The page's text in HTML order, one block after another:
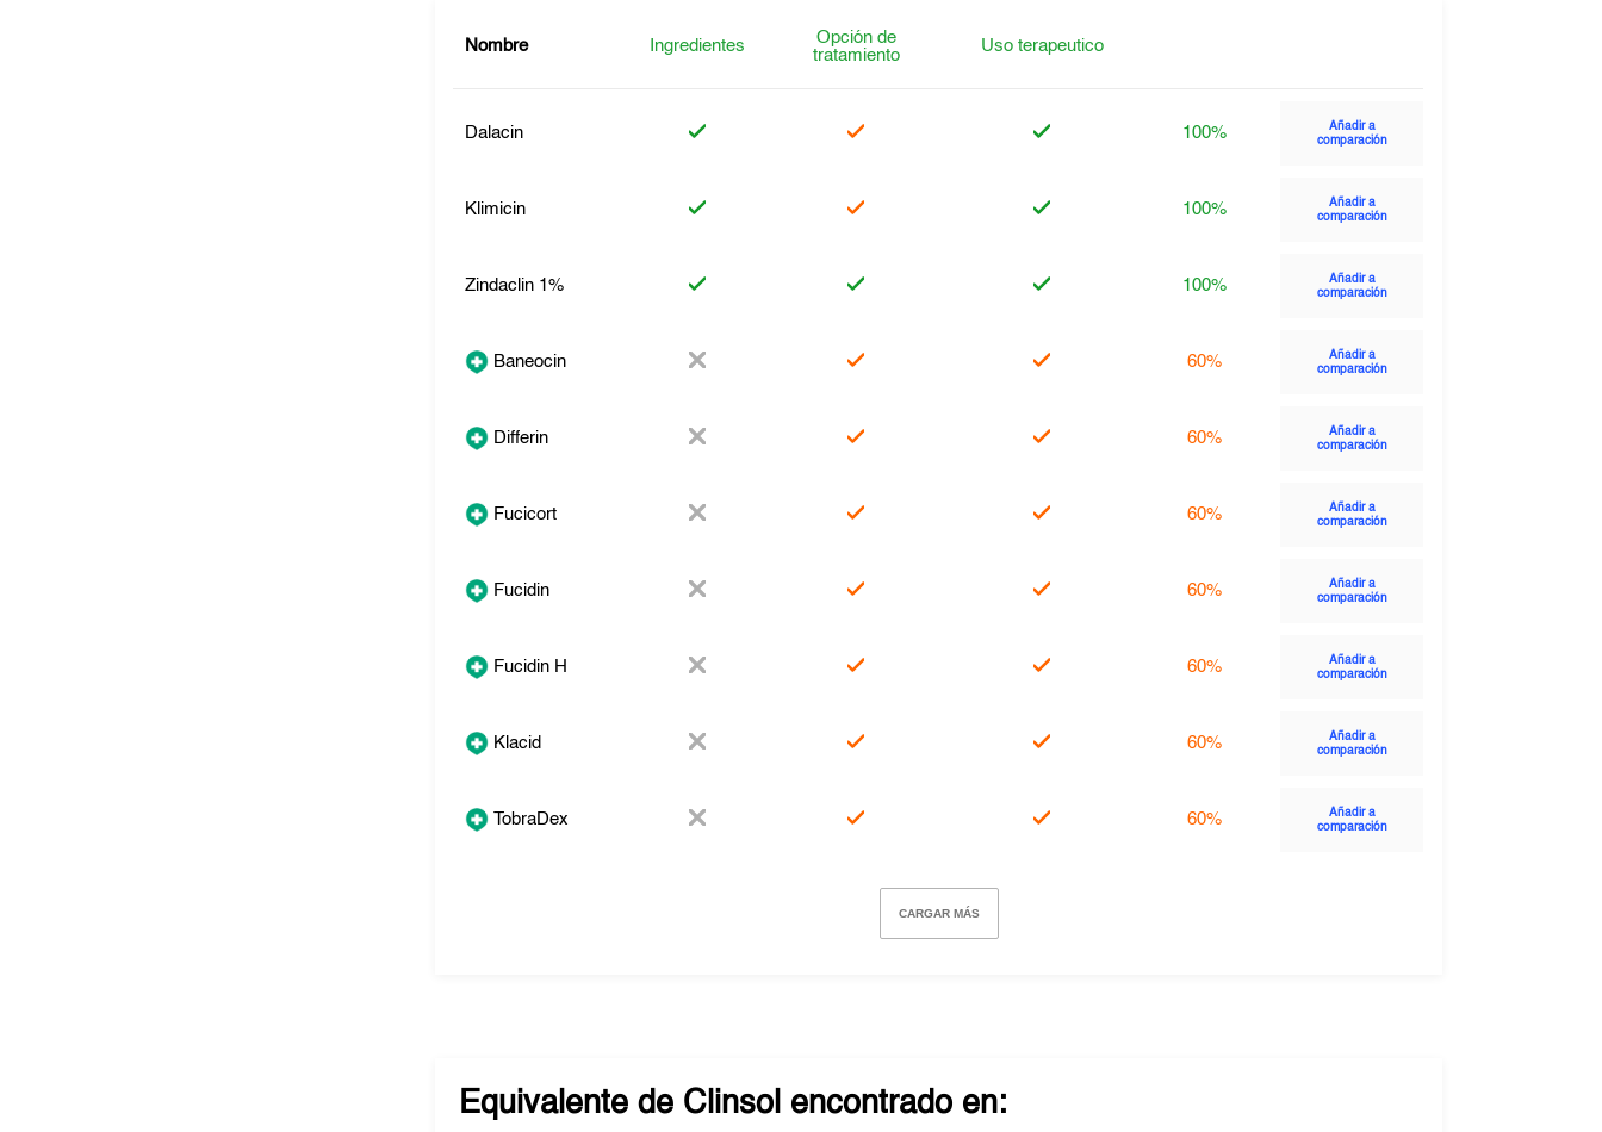
Nombre Ingredientes
Opción de
tratamiento
Uso terapeutico
Dalacin 100%
Añadir a
comparación
Klimicin 100%
Añadir a
comparación
Zindaclin 1% 100%
Añadir a
comparación
Baneocin 60%
Añadir a
comparación
Differin 60%
Añadir a
comparación
Fucicort 60%
Añadir a
comparación
Fucidin 60%
Añadir a
comparación
Fucidin H 60%
Añadir a
comparación
Klacid 60%
Añadir a
comparación
TobraDex 60%
Añadir a
comparación
CARGAR MÁS
Equivalente de Clinsol encontrado en: